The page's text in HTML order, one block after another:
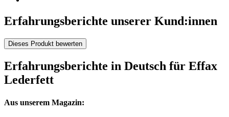
Erfahrungsberichte unserer Kund:innen
Dieses Produkt bewerten
Erfahrungsberichte in Deutsch für Effax
Lederfett
Aus unserem Magazin: